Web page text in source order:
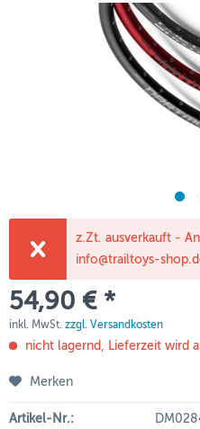
z.Zt. ausverkauft -
info@trailtoys-
54,90 € *
inkl. MwSt. zzgl. Versandkosten
nicht lagernd, Lieferzeit wird
Merken
Artikel-Nr.: